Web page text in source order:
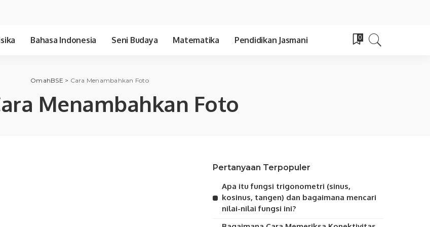
Bahasa Indonesia Seni Budaya Matematika Pendidikan Jasmani 0
OmahBSE > Cara Menambahkan Foto
Menambahkan Foto
Pertanyaan Terpopuler
Apa itu fungsi trigonometri (sinus,
kosinus, tangen) dan bagaimana mencari
nilai-nilai fungsi ini?